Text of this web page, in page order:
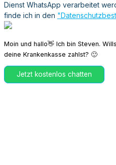
Dienst WhatsApp verarbeitet
finde ich in den
Moin und hallo👋 Ich bin Steven.
deine Krankenkasse zahlst? 🙂
Jetzt kostenlos chatten